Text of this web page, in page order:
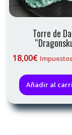
Torre de
18,00€
Añadir al